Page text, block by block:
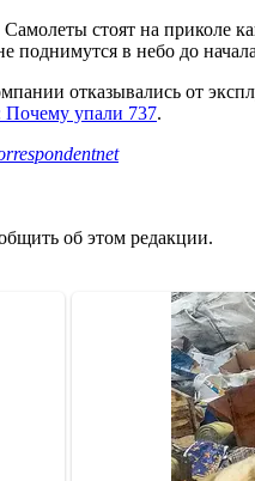
стоят на приколе
в небо до
отказывались от
Почему упали 737.
об этом редакции.